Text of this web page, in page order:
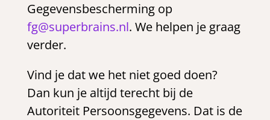
Gegevensbescherming op
fg@superbrains.nl. We helpen je graag
verder.
Vind je dat we het niet goed doen?
Dan kun je altijd terecht bij de
Autoriteit Persoonsgegevens. Dat is de